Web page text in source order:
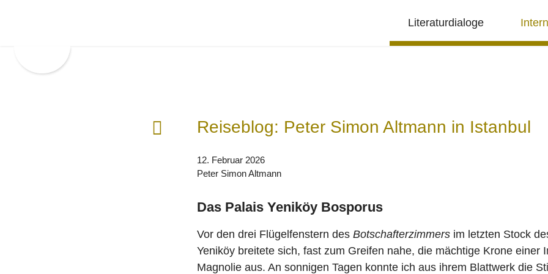
Literaturdialoge
Reiseblog: Peter Simon Altmann in Istanbul
r
12. Februar 2026
Peter Simon Altmann
Das Palais Yeniköy Bosporus
Vor den drei Flügelfenstern des Botschafterzimmers im letzten Stock
Yeniköy breitete sich, fast zum Greifen nahe, die mächtige Krone einer
Magnolie aus. An sonnigen Tagen konnte ich aus ihrem Blattwerk die